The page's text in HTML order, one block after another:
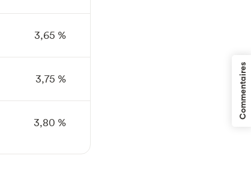
3,65 %
3,75 %
3,80 %
Commentaires